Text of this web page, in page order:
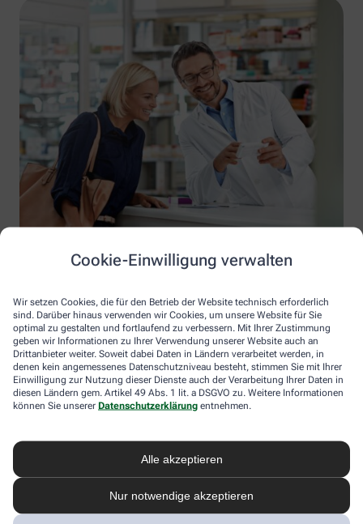
Cookie-Einwilligung verwalten
Wir setzen Cookies, die für den Betrieb der Website technisch erforderlich
sind. Darüber hinaus verwenden wir Cookies, um unsere Website für Sie
optimal zu gestalten und fortlaufend zu verbessern. Mit Ihrer Zustimmung
geben wir Informationen zu Ihrer Verwendung unserer Website auch an
Drittanbieter weiter. Soweit dabei Daten in Ländern verarbeitet werden, in
denen kein angemessenes Datenschutzniveau besteht, stimmen Sie mit Ihrer
Einwilligung zur Nutzung dieser Dienste auch der Verarbeitung Ihrer Daten in
diesen Ländern gem. Artikel 49 Abs. 1 lit. a DSGVO zu. Weitere Informationen
können Sie unserer Datenschutzerklärung entnehmen.
Alle akzeptieren
Nur notwendige akzeptieren
Information der Burg-Apotheke
Burg-Apotheke
19395 Plau am See
Kontaktieren Sie uns direkt.